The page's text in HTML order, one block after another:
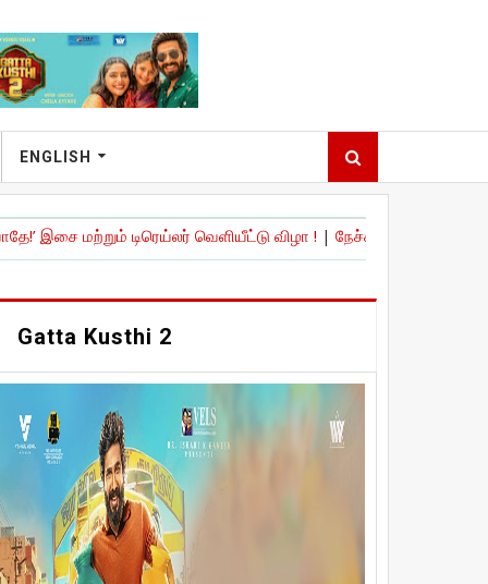
ENGLISH
டிரெய்லர் வெளியீட்டு விழா !|நேச்சுரல் ஸ்டார்' நானி
Gatta Kusthi 2